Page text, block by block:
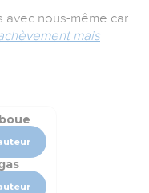
nous-même car
mais